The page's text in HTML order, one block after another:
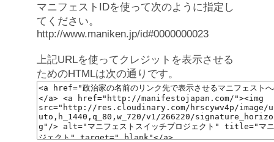
マニフェストIDを使って次のように指定し
てください。
http://www.maniken.jp/id#0000000023
上記URLを使ってクレジットを表示させる
ためのHTMLは次の通りです。